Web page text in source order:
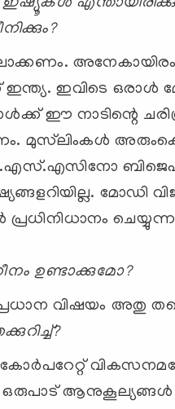
ഇന്ത്യ. ഇവിടെ ഒരാള്‍
ഈ നാടിന്റെ
മുസ്‌ലിംകള്‍
മോഡി
പ്രധിനിധാനം
ഉണ്ടാക്കുമോ?
പ്രധാന വിഷയം അതു
ആനുകൂല്യങ്ങള്‍